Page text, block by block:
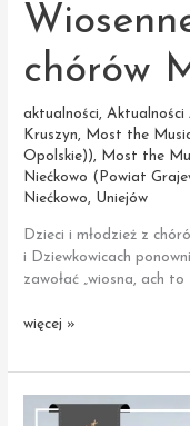
chórów
aktualności,Aktualności
Kruszyn, Most the
Opolskie)), Most the
Niećkowo (Powiat
Niećkowo, Uniejów
Dzieci i młodzież z
i Dziewkowicach
zawołać „wiosna, ach to
Wiosenne
the
więcej »